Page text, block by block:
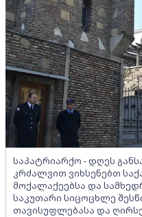
საპატრიარქო - დღეს
კრძალვით ვიხსენებთ
მოქალაქეებსა და
საკუთარი სიცოცხლე
თავისუფლებასა და